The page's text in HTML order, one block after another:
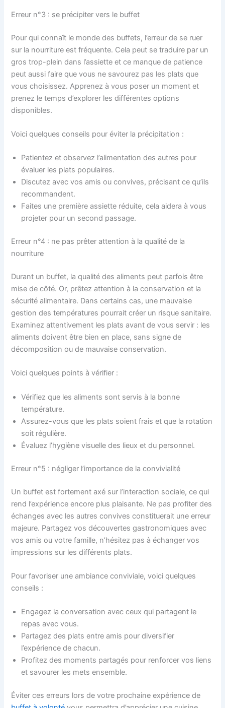
Erreur n°3 : se précipiter vers le buffet
Pour qui connaît le monde des buffets, l’erreur de se ruer
sur la nourriture est fréquente. Cela peut se traduire par un
gros trop-plein dans l’assiette et ce manque de patience
peut aussi faire que vous ne savourez pas les plats que
vous choisissez. Apprenez à vous poser un moment et
prenez le temps d’explorer les différentes options
disponibles.
Voici quelques conseils pour éviter la précipitation :
Patientez et observez l’alimentation des autres pour
évaluer les plats populaires.
Discutez avec vos amis ou convives, précisant ce qu’ils
recommandent.
Faites une première assiette réduite, cela aidera à vous
projeter pour un second passage.
Erreur n°4 : ne pas prêter attention à la qualité de la
nourriture
Durant un buffet, la qualité des aliments peut parfois être
mise de côté. Or, prêtez attention à la conservation et la
sécurité alimentaire. Dans certains cas, une mauvaise
gestion des températures pourrait créer un risque sanitaire.
Examinez attentivement les plats avant de vous servir : les
aliments doivent être bien en place, sans signe de
décomposition ou de mauvaise conservation.
Voici quelques points à vérifier :
Vérifiez que les aliments sont servis à la bonne
température.
Assurez-vous que les plats soient frais et que la rotation
soit régulière.
Évaluez l’hygiène visuelle des lieux et du personnel.
Erreur n°5 : négliger l’importance de la convivialité
Un buffet est fortement axé sur l’interaction sociale, ce qui
rend l’expérience encore plus plaisante. Ne pas profiter des
échanges avec les autres convives constituerait une erreur
majeure. Partagez vos découvertes gastronomiques avec
vos amis ou votre famille, n’hésitez pas à échanger vos
impressions sur les différents plats.
Pour favoriser une ambiance conviviale, voici quelques
conseils :
Engagez la conversation avec ceux qui partagent le
repas avec vous.
Partagez des plats entre amis pour diversifier
l’expérience de chacun.
Profitez des moments partagés pour renforcer vos liens
et savourer les mets ensemble.
Éviter ces erreurs lors de votre prochaine expérience de